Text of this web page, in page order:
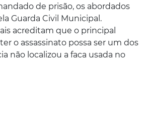
de prisão, os abordados
Guarda Civil Municipal.
acreditam que o principal
o assassinato possa ser um dos
não localizou a faca usada no